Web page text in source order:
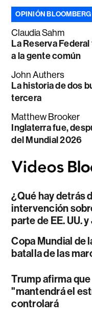
OPINIÓN BLOOMBERG
Claudia Sahm
La Reserva
a la gente común
John Authers
La historia de dos
tercera
Matthew Brooker
Inglaterra fue,
del Mundial 2026
¿Qué hay detrás
intervención
parte de EE. UU.
Copa Mundial de
batalla de las
Trump afirma que
"mantendrá el
controlará